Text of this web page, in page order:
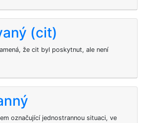
(cit)
že cit byl poskytnut, ale není
označující jednostrannou situaci, ve